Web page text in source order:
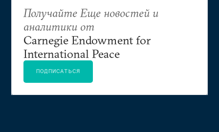
Получайте Еще новостей и
аналитики от
Carnegie Endowment for
International Peace
ПОДПИСАТЬСЯ